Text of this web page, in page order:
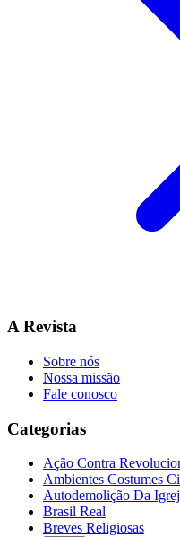
A Revista
Sobre nós
Nossa missão
Fale conosco
Categorias
Ação Contra
Ambientes Costumes
Autodemolição Da
Brasil Real
Breves Religiosas